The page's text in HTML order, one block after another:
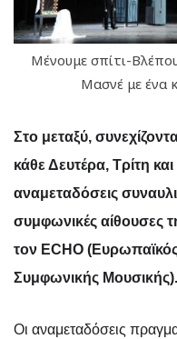
Μένουμε σπίτι-
Μασνέ με ένα
Στο μεταξύ,
κάθε Δευτέρα, Τρίτη
αναμεταδόσεις
συμφωνικές αίθουσες
τον ΕCHO
Συμφωνικής Μουσικής).
Οι αναμεταδόσεις